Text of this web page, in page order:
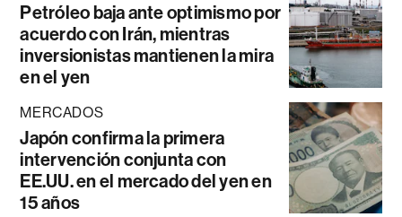
Petróleo baja ante optimismo por
acuerdo con Irán, mientras
inversionistas mantienen la mira
en el yen
MERCADOS
Japón confirma la primera
intervención conjunta con
EE.UU. en el mercado del yen en
15 años